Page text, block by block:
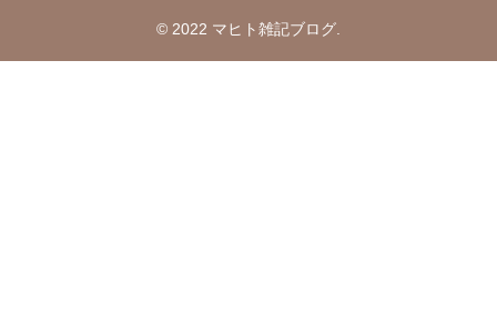
© 2022 マヒト雑記ブログ.